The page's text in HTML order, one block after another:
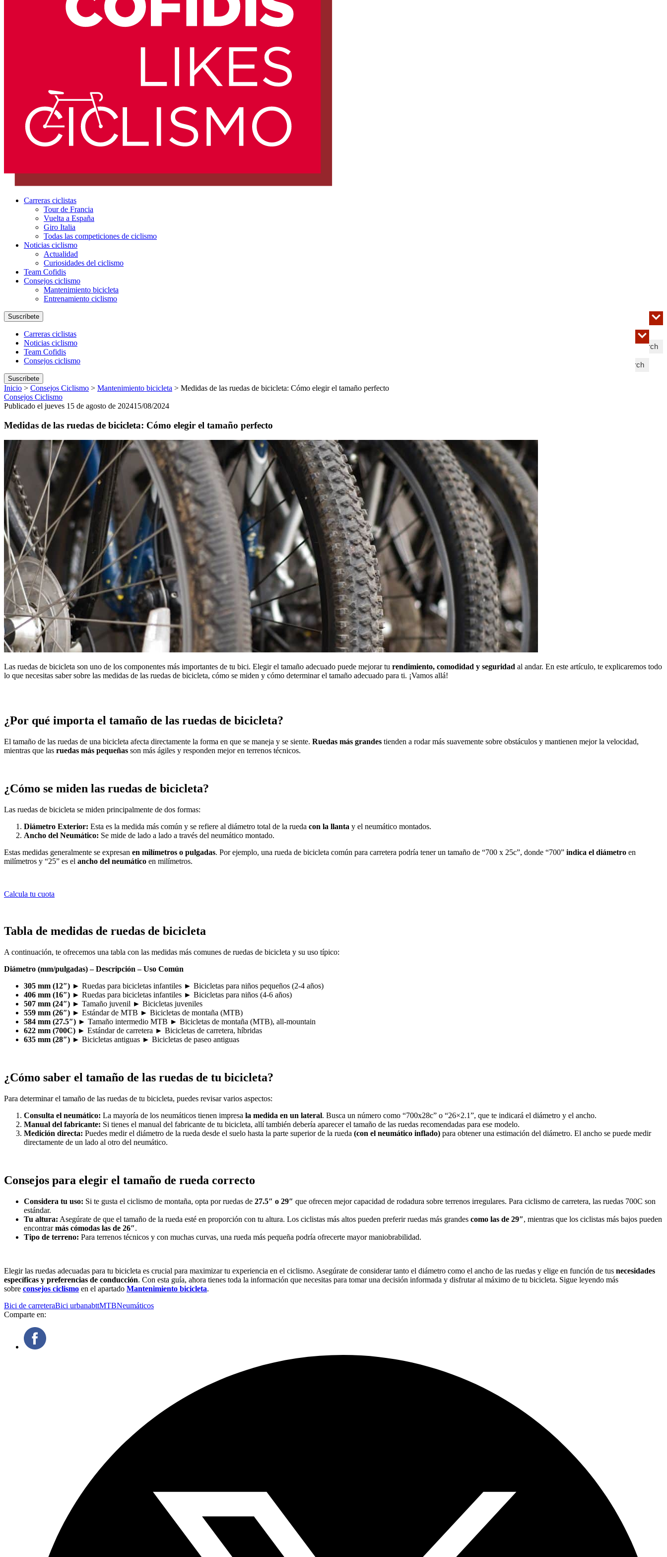
Carreras ciclistas
Tour de Francia
Vuelta a España
Giro Italia
Todas las competiciones de ciclismo
Noticias ciclismo
Actualidad
Curiosidades del ciclismo
Team Cofidis
Consejos ciclismo
Mantenimiento bicicleta
Entrenamiento ciclismo
Search
Suscríbete
Search
Carreras ciclistas
Noticias ciclismo
Team Cofidis
Consejos ciclismo
Suscríbete
Inicio > Consejos Ciclismo > Mantenimiento bicicleta > Medidas de las ruedas de bicicleta: Cómo elegir el tamaño perfecto
Consejos Ciclismo
Publicado el jueves 15 de agosto de 202415/08/2024
Medidas de las ruedas de bicicleta: Cómo elegir el tamaño perfecto
Las ruedas de bicicleta son uno de los componentes más importantes de tu bici. Elegir el tamaño adecuado puede mejorar tu rendimiento, comodidad y seguridad al andar. En este artículo, te explicaremos todo
lo que necesitas saber sobre las medidas de las ruedas de bicicleta, cómo se miden y cómo determinar el tamaño adecuado para ti. ¡Vamos allá!
¿Por qué importa el tamaño de las ruedas de bicicleta?
El tamaño de las ruedas de una bicicleta afecta directamente la forma en que se maneja y se siente. Ruedas más grandes tienden a rodar más suavemente sobre obstáculos y mantienen mejor la velocidad,
mientras que las ruedas más pequeñas son más ágiles y responden mejor en terrenos técnicos.
¿Cómo se miden las ruedas de bicicleta?
Las ruedas de bicicleta se miden principalmente de dos formas:
Diámetro Exterior: Esta es la medida más común y se refiere al diámetro total de la rueda con la llanta y el neumático montados.
Ancho del Neumático: Se mide de lado a lado a través del neumático montado.
Estas medidas generalmente se expresan en milímetros o pulgadas. Por ejemplo, una rueda de bicicleta común para carretera podría tener un tamaño de “700 x 25c”, donde “700” indica el diámetro en
milímetros y “25” es el ancho del neumático en milímetros.
Calcula tu cuota
Tabla de medidas de ruedas de bicicleta
A continuación, te ofrecemos una tabla con las medidas más comunes de ruedas de bicicleta y su uso típico:
Diámetro (mm/pulgadas) – Descripción – Uso Común
305 mm (12″) ► Ruedas para bicicletas infantiles ► Bicicletas para niños pequeños (2-4 años)
406 mm (16″) ► Ruedas para bicicletas infantiles ► Bicicletas para niños (4-6 años)
507 mm (24″) ► Tamaño juvenil ► Bicicletas juveniles
559 mm (26″) ► Estándar de MTB ► Bicicletas de montaña (MTB)
584 mm (27.5″) ► Tamaño intermedio MTB ► Bicicletas de montaña (MTB), all-mountain
622 mm (700C) ► Estándar de carretera ► Bicicletas de carretera, híbridas
635 mm (28″) ► Bicicletas antiguas ► Bicicletas de paseo antiguas
¿Cómo saber el tamaño de las ruedas de tu bicicleta?
Para determinar el tamaño de las ruedas de tu bicicleta, puedes revisar varios aspectos:
Consulta el neumático: La mayoría de los neumáticos tienen impresa la medida en un lateral. Busca un número como “700x28c” o “26×2.1”, que te indicará el diámetro y el ancho.
Manual del fabricante: Si tienes el manual del fabricante de tu bicicleta, allí también debería aparecer el tamaño de las ruedas recomendadas para ese modelo.
Medición directa: Puedes medir el diámetro de la rueda desde el suelo hasta la parte superior de la rueda (con el neumático inflado) para obtener una estimación del diámetro. El ancho se puede medir
directamente de un lado al otro del neumático.
Consejos para elegir el tamaño de rueda correcto
Considera tu uso: Si te gusta el ciclismo de montaña, opta por ruedas de 27.5″ o 29″ que ofrecen mejor capacidad de rodadura sobre terrenos irregulares. Para ciclismo de carretera, las ruedas 700C son
estándar.
Tu altura: Asegúrate de que el tamaño de la rueda esté en proporción con tu altura. Los ciclistas más altos pueden preferir ruedas más grandes como las de 29″, mientras que los ciclistas más bajos pueden
encontrarmás cómodas las de 26″.
Tipo de terreno: Para terrenos técnicos y con muchas curvas, una rueda más pequeña podría ofrecerte mayor maniobrabilidad.
Elegir las ruedas adecuadas para tu bicicleta es crucial para maximizar tu experiencia en el ciclismo. Asegúrate de considerar tanto el diámetro como el ancho de las ruedas y elige en función de tus necesidades
específicas y preferencias de conducción. Con esta guía, ahora tienes toda la información que necesitas para tomar una decisión informada y disfrutar al máximo de tu bicicleta. Sigue leyendo más
sobre consejos ciclismo en el apartado Mantenimiento bicicleta.
Bici de carreteraBici urbanabttMTBNeumáticos
Comparte en: